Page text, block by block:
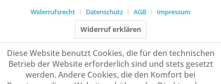
Widerrufsrecht
Datenschutz AGB Impressum
Widerruf erklären
Diese Website benutzt Cookies, die für den technischen
Betrieb der Website erforderlich sind und stets gesetzt
werden. Andere Cookies, die den Komfort bei